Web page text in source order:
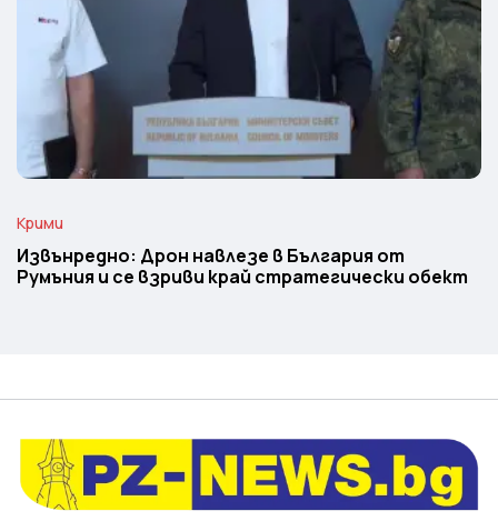
Крими
Извънредно: Дрон навлезе в България от
Румъния и се взриви край стратегически обект